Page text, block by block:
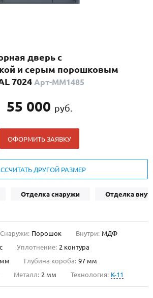
(29)
дверь с
и серым порошковым
7024 Арт-ММ1485
55 000 руб.
ОФОРМИТЬ ЗАЯВКУ
ДРУГОЙ РАЗМЕР
Отделка снаружи Отделка
Снаружи: Порошок Внутри: МДФ
Уплотнение: 2 контура
Глубина короба: 97 мм
Металл: 2 мм Технология: K-11